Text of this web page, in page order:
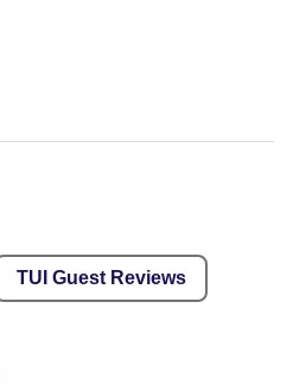
TUI Guest Reviews